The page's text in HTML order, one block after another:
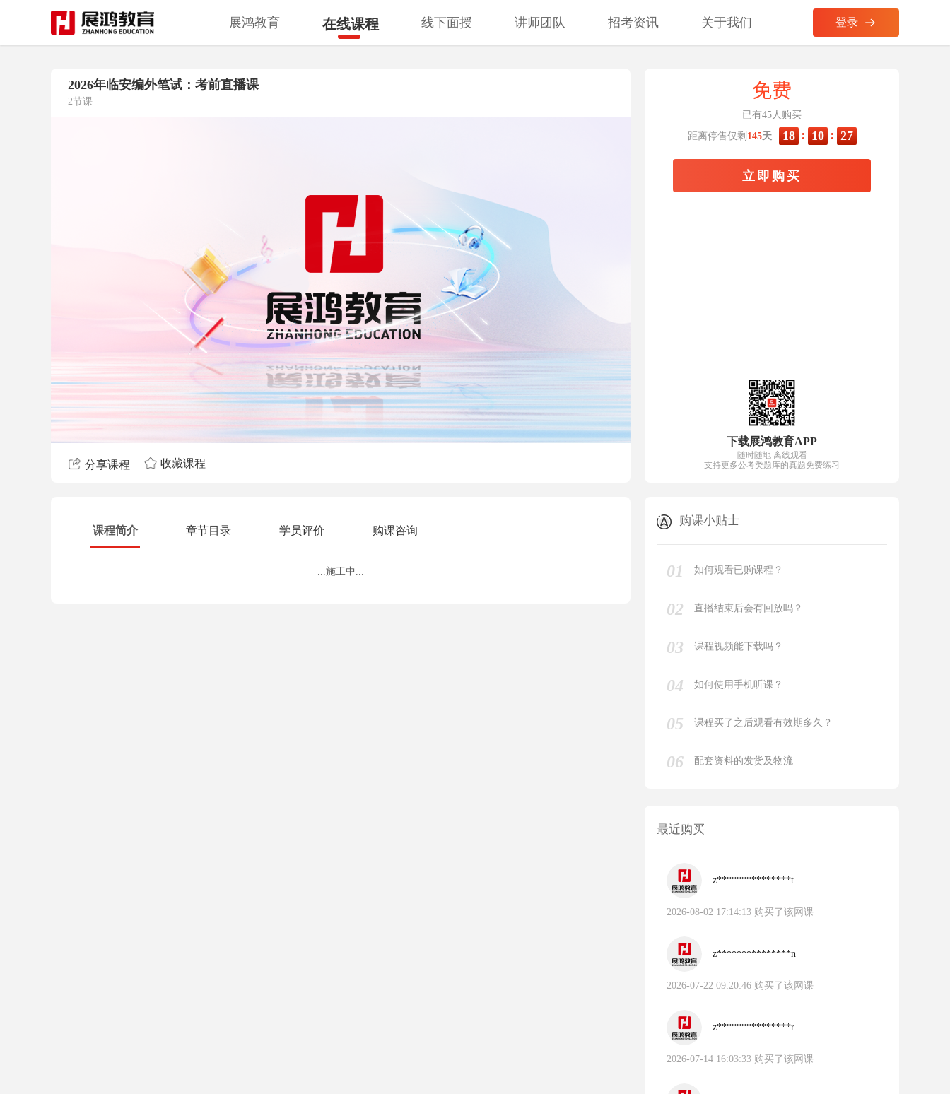
展鸿教育 在线课程 线下面授 讲师团队 招考资讯 关于我们 登录
2026年临安编外笔试：考前直播课
2节课
分享课程 收藏课程
免费
已有45人购买
距离停售仅剩 145天 18 : 10 : 26
立即购买
下载展鸿教育APP
随时随地 离线观看
支持更多公考类题库的真题免费练习
课程简介 章节目录 学员评价 购课咨询
...施工中...
购课小贴士
01 如何观看已购课程？
02 直播结束后会有回放吗？
03 课程视频能下载吗？
04 如何使用手机听课？
05 课程买了之后观看有效期多久？
06 配套资料的发货及物流
最近购买
z***************t
2026-08-02 17:14:13 购买了该网课
z***************n
2026-07-22 09:20:46 购买了该网课
z***************r
2026-07-14 16:03:33 购买了该网课